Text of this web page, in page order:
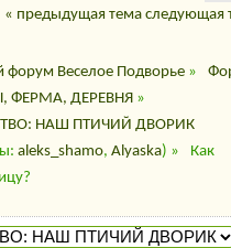
« предыдущая тема следующая
форум Веселое Подворье»
ФЕРМА, ДЕРЕВНЯ »
НАШ ПТИЧИЙ ДВОРИК
aleks_shamo, Alyaska) »
Как